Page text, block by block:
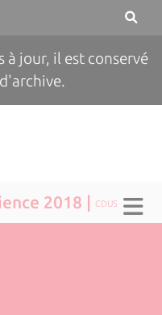
à jour, il est conservé
2018 | CDUS